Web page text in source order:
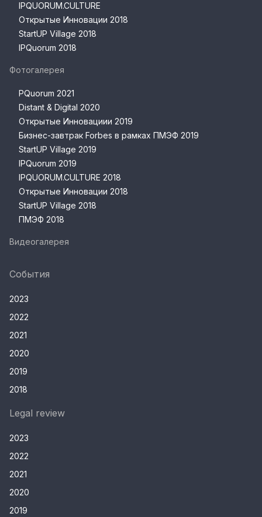
IPQUORUM.CULTURE
Открытые Инновации 2018
StartUP Village 2018
IPQuorum 2018
Фотогалерея
PQuorum 2021
Distant & Digital 2020
Открытые Инновациии 2019
Бизнес-завтрак Forbes в рамках ПМЭФ 2019
StartUP Village 2019
IPQuorum 2019
IPQUORUM.CULTURE 2018
Открытые Инновации 2018
StartUP Village 2018
ПМЭФ 2018
Видеогалерея
События
2023
2022
2021
2020
2019
2018
Legal review
2023
2022
2021
2020
2019